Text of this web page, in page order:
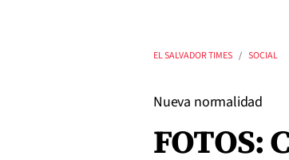
EL SALVADOR TIMES SOCIAL
Nueva normalidad
FOTOS: